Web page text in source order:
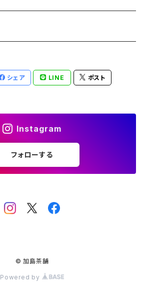
シェア LINE ポスト
Instagram
フォローする
© 加島茶舗
Powered by